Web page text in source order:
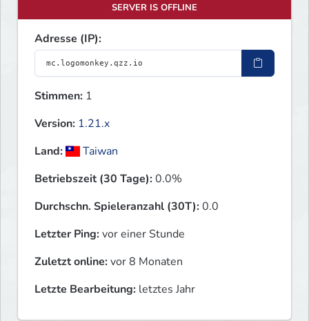
SERVER IS OFFLINE
Adresse (IP):
Stimmen: 1
Version: 1.21.x
Land:
Taiwan
Betriebszeit (30 Tage):0.0%
Durchschn. Spieleranzahl (30T):0.0
Letzter Ping:vor einer Stunde
Zuletzt online:vor 8 Monaten
Letzte Bearbeitung: letztes Jahr